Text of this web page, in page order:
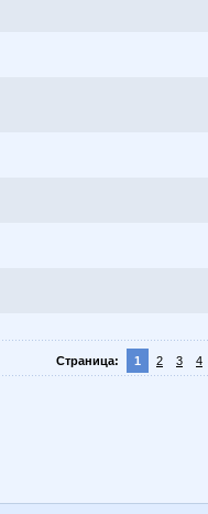
Страница: 1 2 3 4